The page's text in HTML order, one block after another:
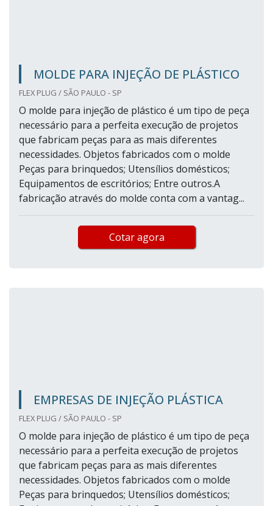
MOLDE PARA INJEÇÃO DE PLÁSTICO
FLEX PLUG / SÃO PAULO - SP
O molde para injeção de plástico é um tipo de peça
necessário para a perfeita execução de projetos
que fabricam peças para as mais diferentes
necessidades. Objetos fabricados com o molde
Peças para brinquedos; Utensílios domésticos;
Equipamentos de escritórios; Entre outros.A
fabricação através do molde conta com a vantag...
Cotar agora
EMPRESAS DE INJEÇÃO PLÁSTICA
FLEX PLUG / SÃO PAULO - SP
O molde para injeção de plástico é um tipo de peça
necessário para a perfeita execução de projetos
que fabricam peças para as mais diferentes
necessidades. Objetos fabricados com o molde
Peças para brinquedos; Utensílios domésticos;